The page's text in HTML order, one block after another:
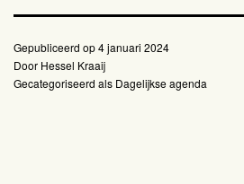
Gepubliceerd op4 januari 2024
Door Hessel Kraaij
Gecategoriseerd als Dagelijkse agenda